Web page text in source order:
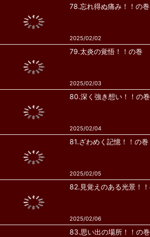
78.忘れ得ぬ痛み！！の巻
2025/02/02
79.太炎の覚悟！！の巻
2025/02/03
80.深く強き想い！！の巻
2025/02/04
81.ざわめく記憶！！の巻
2025/02/05
82.見覚えのある光景！
2025/02/06
83.思い出の場所！！の巻